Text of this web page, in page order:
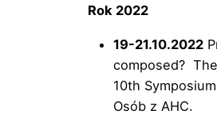
Rok 2022
19-21.10.2022
composed?
10th
Osób z AHC.